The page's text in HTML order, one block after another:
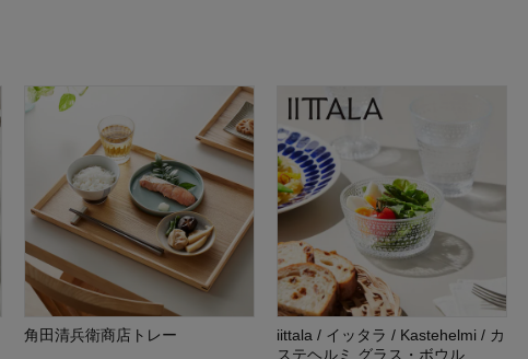
角田清兵衛商店トレー
iittala / イッタラ / Kastehelmi / カ
ステヘルミ グラス・ボウル